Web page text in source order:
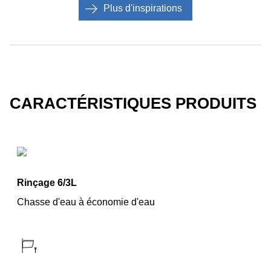
Plus d'inspirations
CARACTÉRISTIQUES PRODUITS
Rinçage 6/3L
Chasse d'eau à économie d'eau